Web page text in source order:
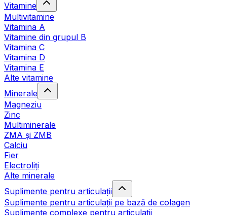
Vitamine
Multivitamine
Vitamina A
Vitamine din grupul B
Vitamina C
Vitamina D
Vitamina E
Alte vitamine
Minerale
Magneziu
Zinc
Multiminerale
ZMA și ZMB
Calciu
Fier
Electroliți
Alte minerale
Suplimente pentru articulații
Suplimente pentru articulații pe bază de colagen
Suplimente complexe pentru articulații